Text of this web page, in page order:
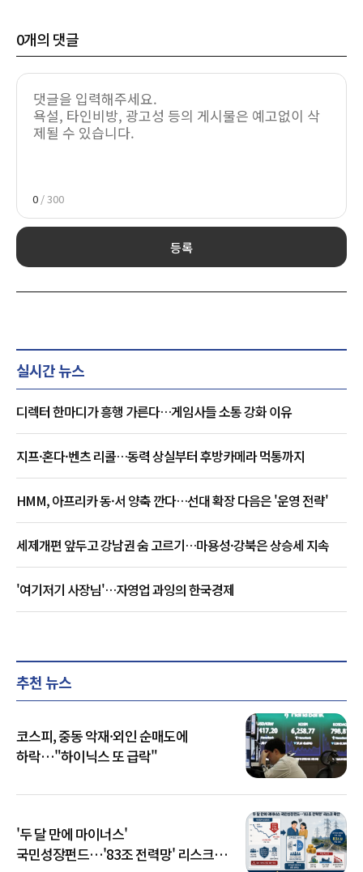
0개의 댓글
0 / 300
등록
실시간 뉴스
디렉터 한마디가 흥행 가른다…게임사들 소통 강화 이유
지프·혼다·벤츠 리콜…동력 상실부터 후방카메라 먹통까지
HMM, 아프리카 동·서 양축 깐다…선대 확장 다음은 '운영 전략'
세제개편 앞두고 강남권 숨 고르기…마용성·강북은 상승세 지속
'여기저기 사장님'…자영업 과잉의 한국경제
추천 뉴스
코스피, 중동 악재·외인 순매도에
하락…"하이닉스 또 급락"
'두 달 만에 마이너스'
국민성장펀드…'83조 전력망' 리스크